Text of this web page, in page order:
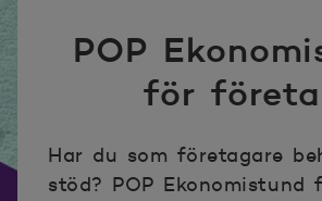
POP
för
Har du som företagare
stöd? POP Ekonomistund